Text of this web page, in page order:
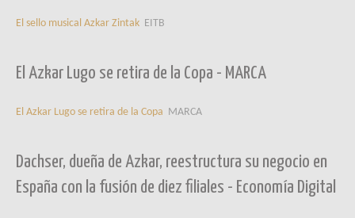
El sello musical Azkar Zintak EITB
El Azkar Lugo se retira de la Copa - MARCA
El Azkar Lugo se retira de la Copa MARCA
Dachser, dueña de Azkar, reestructura su negocio en
España con la fusión de diez filiales - Economía Digital